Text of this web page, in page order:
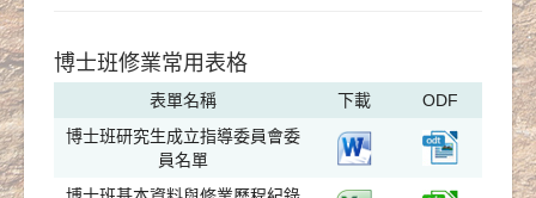
博士班修業常用表格
表單名稱 下載
ODF
博士班研究生成立指導委員會委
員名單